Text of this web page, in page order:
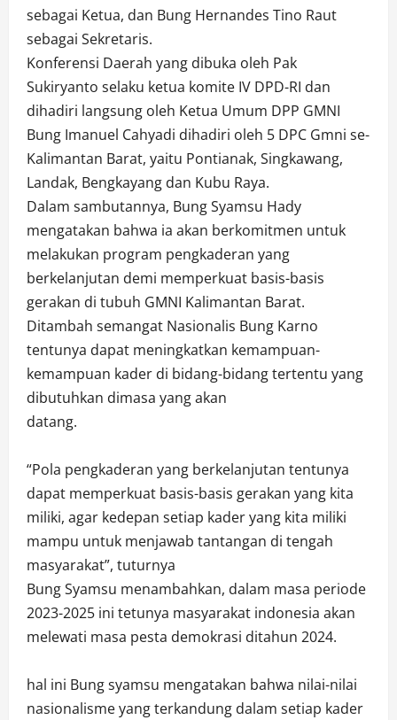
sebagai Ketua, dan Bung Hernandes Tino Raut
sebagai Sekretaris.
Konferensi Daerah yang dibuka oleh Pak
Sukiryanto selaku ketua komite IV DPD-RI dan
dihadiri langsung oleh Ketua Umum DPP GMNI
Bung Imanuel Cahyadi dihadiri oleh 5 DPC Gmni se-
Kalimantan Barat, yaitu Pontianak, Singkawang,
Landak, Bengkayang dan Kubu Raya.
Dalam sambutannya, Bung Syamsu Hady
mengatakan bahwa ia akan berkomitmen untuk
melakukan program pengkaderan yang
berkelanjutan demi memperkuat basis-basis
gerakan di tubuh GMNI Kalimantan Barat.
Ditambah semangat Nasionalis Bung Karno
tentunya dapat meningkatkan kemampuan-
kemampuan kader di bidang-bidang tertentu yang
dibutuhkan dimasa yang akan
datang.
“Pola pengkaderan yang berkelanjutan tentunya
dapat memperkuat basis-basis gerakan yang kita
miliki, agar kedepan setiap kader yang kita miliki
mampu untuk menjawab tantangan di tengah
masyarakat”, tuturnya
Bung Syamsu menambahkan, dalam masa periode
2023-2025 ini tetunya masyarakat indonesia akan
melewati masa pesta demokrasi ditahun 2024.
hal ini Bung syamsu mengatakan bahwa nilai-nilai
nasionalisme yang terkandung dalam setiap kader